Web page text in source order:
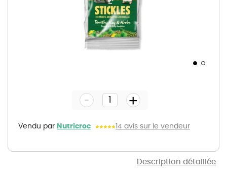
Description détaillée
gallery
Vendu par Nutricroc 14 avis sur le vendeur
- +